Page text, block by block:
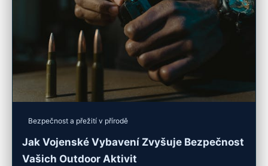
Bezpečnost a přežití v přírodě
Jak Vojenské Vybavení Zvyšuje Bezpečnost
Vašich Outdoor Aktivit